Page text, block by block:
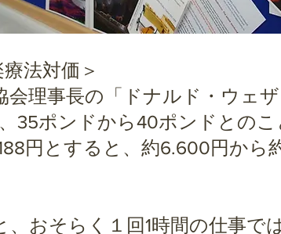
法対価＞
理事長の「ドナルド・ウェ
35ポンドから40ポンドとのこ
円とすると、約6.600円から
おそらく１回1時間の仕事で